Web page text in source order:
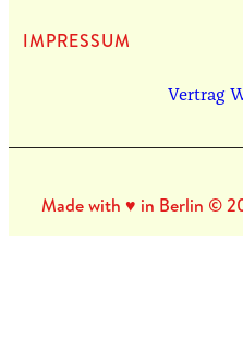
IMPRES­SUM
Vertrag
Made with ♥ in Berlin ©